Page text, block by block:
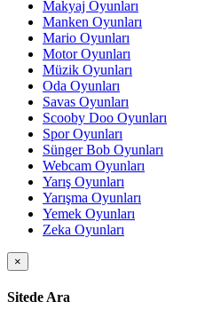
Makyaj Oyunları
Manken Oyunları
Mario Oyunları
Motor Oyunları
Müzik Oyunları
Oda Oyunları
Savas Oyunları
Scooby Doo Oyunları
Spor Oyunları
Sünger Bob Oyunları
Webcam Oyunları
Yarış Oyunları
Yarışma Oyunları
Yemek Oyunları
Zeka Oyunları
×
Sitede Ara